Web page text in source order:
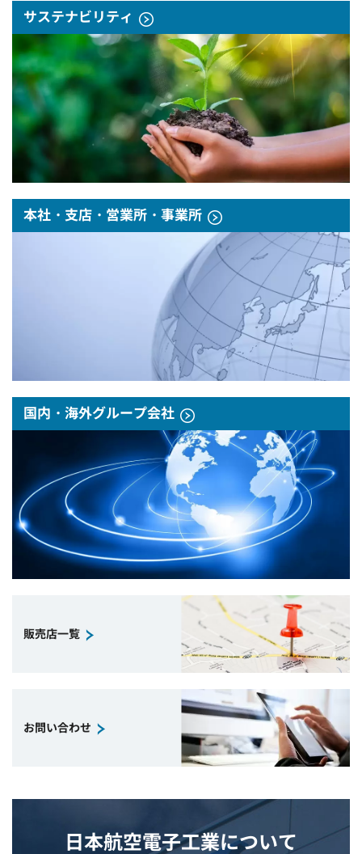
サステナビリティ
本社・支店・営業所・事業所
国内・海外グループ会社
販売店一覧
お問い合わせ
日本航空電子工業について